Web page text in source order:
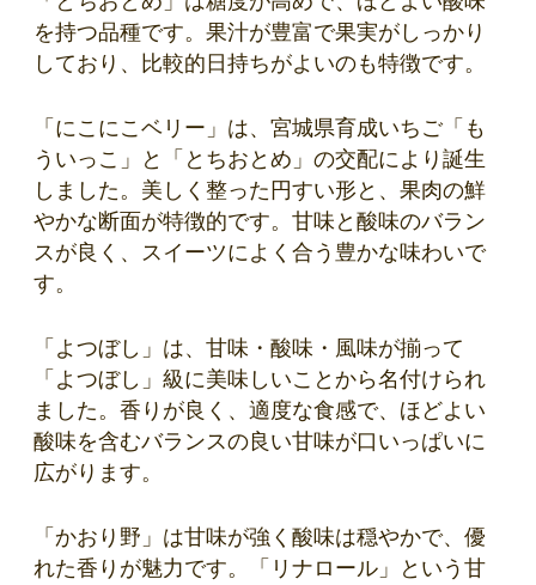
を持つ品種です。果汁が豊富で果実がしっかり
しており、比較的日持ちがよいのも特徴です。
「にこにこベリー」は、宮城県育成いちご「も
ういっこ」と「とちおとめ」の交配により誕生
しました。美しく整った円すい形と、果肉の鮮
やかな断面が特徴的です。甘味と酸味のバラン
スが良く、スイーツによく合う豊かな味わいで
す。
「よつぼし」は、甘味・酸味・風味が揃って
「よつぼし」級に美味しいことから名付けられ
ました。香りが良く、適度な食感で、ほどよい
酸味を含むバランスの良い甘味が口いっぱいに
広がります。
「かおり野」は甘味が強く酸味は穏やかで、優
れた香りが魅力です。「リナロール」という甘